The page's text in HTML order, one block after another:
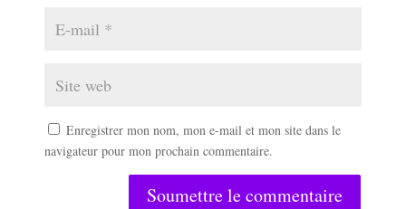
Enregistrer mon nom, mon e-mail et mon site dans le
navigateur pour mon prochain commentaire.
Soumettre le commentaire